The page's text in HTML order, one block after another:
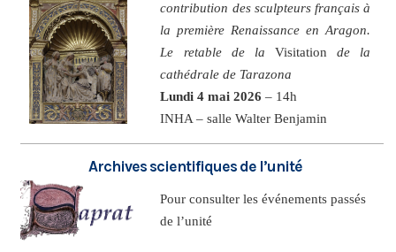
contribution des sculpteurs français à
la première Renaissance en Aragon.
Le retable de la Visitation de la
cathédrale de Tarazona
Lundi 4 mai 2026 – 14h
INHA – salle Walter Benjamin
Archives scientifiques de l’unité
Pour consulter les événements passés
de l’unité